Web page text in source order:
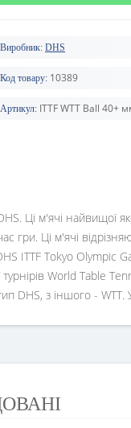
Виробник: DHS
Код товару: 10389
Артикул: ITTF WTT Ball 40+
Ці м'ячі найвищої
гри. Ці м'ячі
ITTF Tokyo Olympic
World Table
DHS, з іншого - WTT.